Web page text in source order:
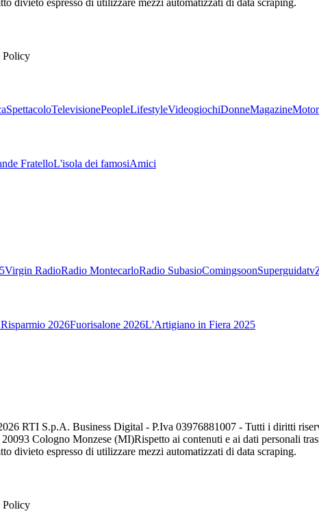
Policy
SpettacoloTelevisionePeopleLifestyleVideogiochiDonneMagazine
FratelloL'isola dei famosiAmici
Virgin RadioRadio MontecarloRadio SubasioComingsoonSuperguidatv
2026Fuorisalone 2026L'Artigiano in Fiera 2025
RTI S.p.A. Business Digital - P.Iva 03976881007 - Tutti i diritti
Cologno Monzese (MI)Rispetto ai contenuti e ai dati personali
divieto espresso di utilizzare mezzi automatizzati di data scraping.
Policy